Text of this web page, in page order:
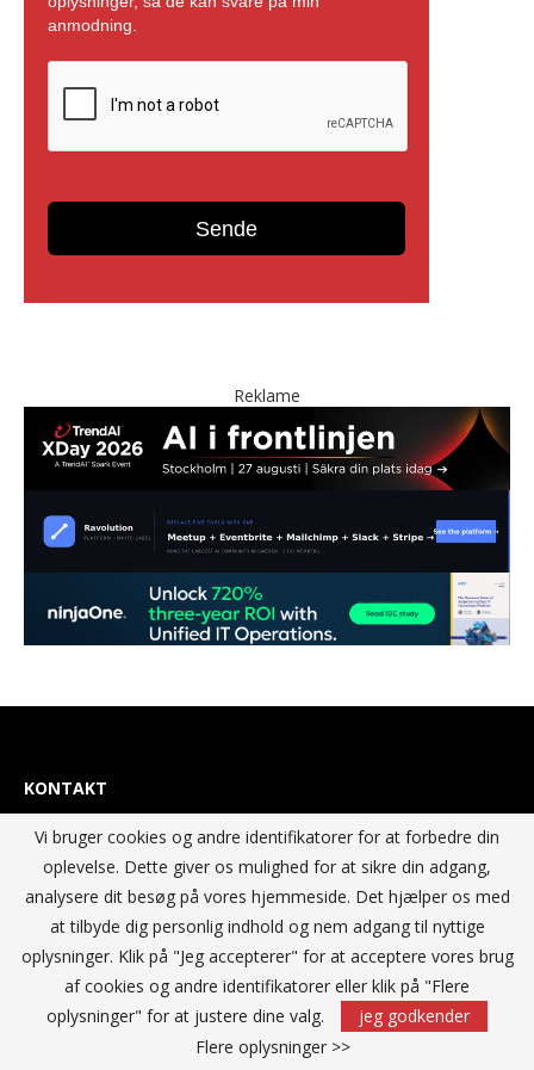
Reklame
KONTAKT
IT Media Group AB
C/O Convendum
Kungsgatan 9
111 43 Stockholm, Sweden
E-mail:info@itmediagroup.se
Vi bruger cookies og andre identifikatorer for at forbedre din
oplevelse. Dette giver os mulighed for at sikre din adgang,
analysere dit besøg på vores hjemmeside. Det hjælper os med
at tilbyde dig personlig indhold og nem adgang til nyttige
oplysninger. Klik på "Jeg accepterer" for at acceptere vores brug
af cookies og andre identifikatorer eller klik på "Flere
oplysninger" for at justere dine valg.
jeg godkender
Flere oplysninger >>